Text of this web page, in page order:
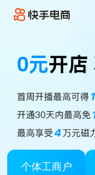
个体工商户
入驻意向
客服热线